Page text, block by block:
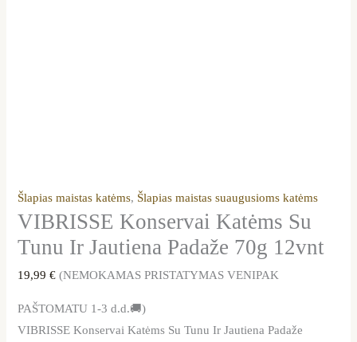
Šlapias maistas katėms, Šlapias maistas suaugusioms katėms
VIBRISSE Konservai Katėms Su
Tunu Ir Jautiena Padaže 70g 12vnt
19,99€ (NEMOKAMAS PRISTATYMAS VENIPAK
PAŠTOMATU 1-3 d.d.🚚)
VIBRISSE Konservai Katėms Su Tunu Ir Jautiena Padaže